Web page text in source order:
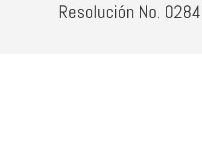
Resolución No.